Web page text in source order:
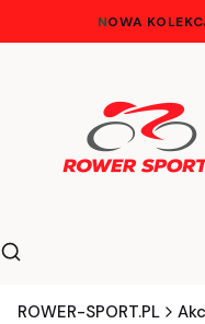
NOWA
Otwórz wyszukiwarkę
Szukaj
ROWER-SPORT.PL